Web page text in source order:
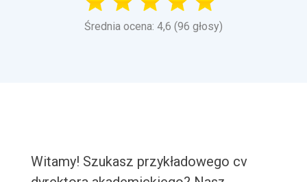
Średnia ocena: 4,6 (96 głosy)
Witamy! Szukasz przykładowego cv